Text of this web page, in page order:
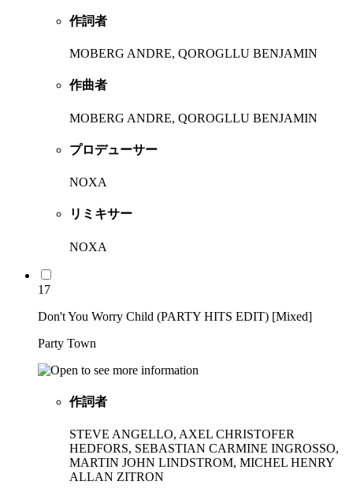
作詞者
MOBERG ANDRE, QOROGLLU BENJAMIN
作曲者
MOBERG ANDRE, QOROGLLU BENJAMIN
プロデューサー
NOXA
リミキサー
NOXA
17
Don't You Worry Child (PARTY HITS EDIT) [Mixed]
Party Town
作詞者
STEVE ANGELLO, AXEL CHRISTOFER
HEDFORS, SEBASTIAN CARMINE INGROSSO,
MARTIN JOHN LINDSTROM, MICHEL HENRY
ALLAN ZITRON